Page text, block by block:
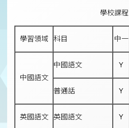
學校課程
學習領域 科目 中一
中國語文
中國語文 Y
普通話 Y
英國語文 英國語文 Y